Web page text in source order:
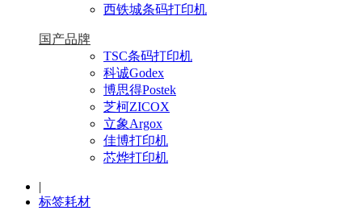
西铁城条码打印机
国产品牌
TSC条码打印机
科诚Godex
博思得Postek
芝柯ZICOX
立象Argox
佳博打印机
芯烨打印机
|
标签耗材